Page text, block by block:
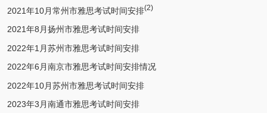
2021年10月常州市雅思考试时间安排(2)
2021年8月扬州市雅思考试时间安排
2022年1月苏州市雅思考试时间安排
2022年6月南京市雅思考试时间安排情况
2022年10月苏州市雅思考试时间安排
2023年3月南通市雅思考试时间安排